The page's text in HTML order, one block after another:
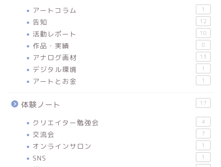
アートコラム 1
告知 12
活動レポート 10
作品・実績 8
アナログ画材 13
デジタル環境 1
アートとお金 1
体験ノート 17
クリエイター勉強会 4
交流会 7
オンラインサロン 1
SNS 1